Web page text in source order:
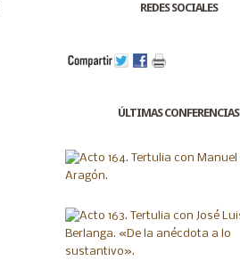
REDES SOCIALES
ÚLTIMAS CONFERENCIAS